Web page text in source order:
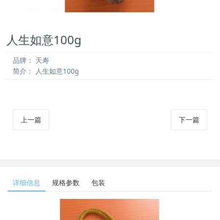
人生如意100g
品牌： 天寿
简介：
人生如意100g
上一篇 下一篇
详细信息 规格参数 包装